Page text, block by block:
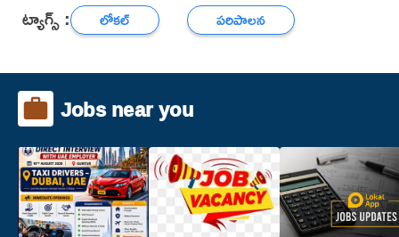
ట్యాగ్స్ : లోకల్ పరిపాలన
Jobs near you